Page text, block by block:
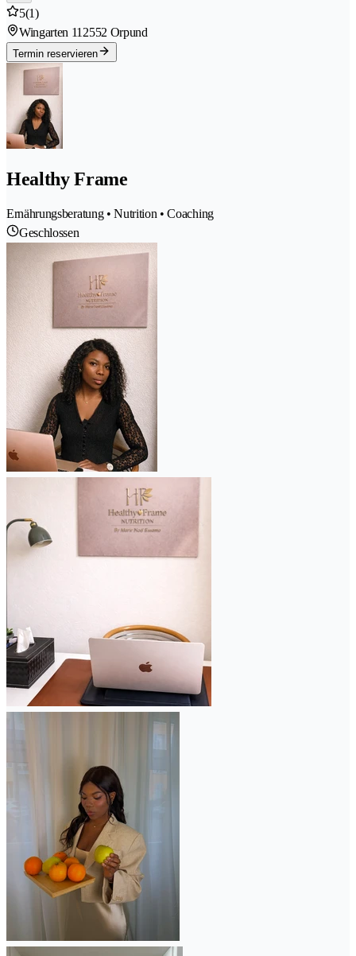
5(1)
Wingarten 11 2552 Orpund
Termin reservieren
Healthy Frame
Ernährungsberatung • Nutrition • Coaching
Geschlossen